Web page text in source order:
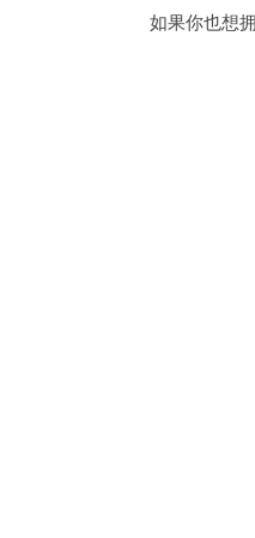
如果你也想拥